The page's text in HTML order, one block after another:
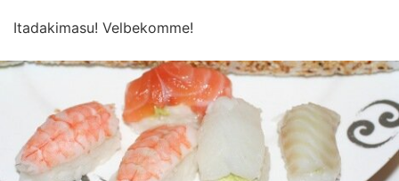
Itadakimasu! Velbekomme!